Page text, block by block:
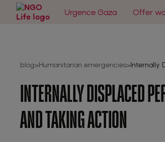
Urgence Gaza Offer
blog>Humanitarian emergencies>Internally
INTERNALLY DISPLACED
AND TAKING ACTION